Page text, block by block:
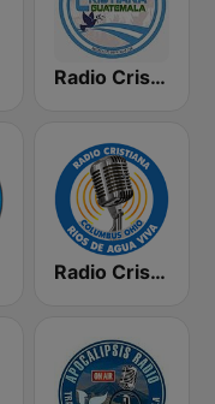
Radio Cristiana Guatemala
Radio Cristiana Rios de Agua Viva